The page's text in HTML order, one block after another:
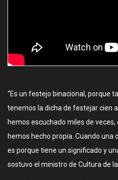
“Es un festejo binacional, porque
tenemos la dicha de festejar cien
hemos escuchado miles de
hemos hecho propia. Cuando una
es porque tiene un significado y
sostuvo el ministro de Cultura de